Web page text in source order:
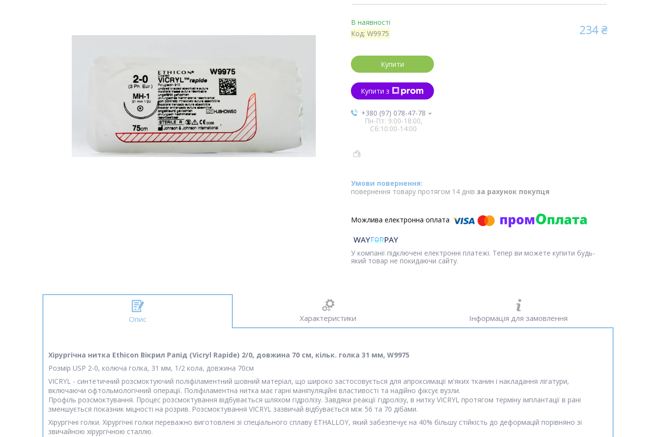
В наявності
Код: W9975 234 ₴
Купити
Купити з
+380 (97) 078-47-78
Пн-Пт: 9:00-18:00,
Сб:10:00-14:00
повернення товару протягом 14 днів за рахунок покупця
У компанії підключені електронні платежі. Тепер ви можете купити будь-
який товар не покидаючи сайту.
Опис Характеристики Інформація для замовлення
Хірургічна нитка Ethicon Вікрил Рапід (Vicryl Rapide) 2/0, довжина 70 см, кільк. голка 31 мм, W9975
Розмір USP 2-0, колюча голка, 31 мм, 1/2 кола, довжина 70см
VICRYL - синтетичний розсмоктуючий поліфіламентний шовний матеріал, що широко застосовується для апроксимації м'яких тканин і накладання лігатури,
включаючи офтольмологічний операції. Поліфіламентна нитка має гарні маніпуляційні властивості та надійно фіксує вузли.
Профіль розсмоктування. Процес розсмоктування відбувається шляхом гідролізу. Завдяки реакції гідролізу, в нитку VICRYL протягом терміну імплантації в рані
зменшується показник міцності на розрив. Розсмоктування VICRYL зазвичай відбувається між 56 та 70 дібами.
Хірургічні голки. Хірургічні голки переважно виготовлені зі спеціального сплаву ETHALLOY, який забезпечує на 40% більшу стійкість до деформацій порівняно зі
звичайною хірургічною сталлю.